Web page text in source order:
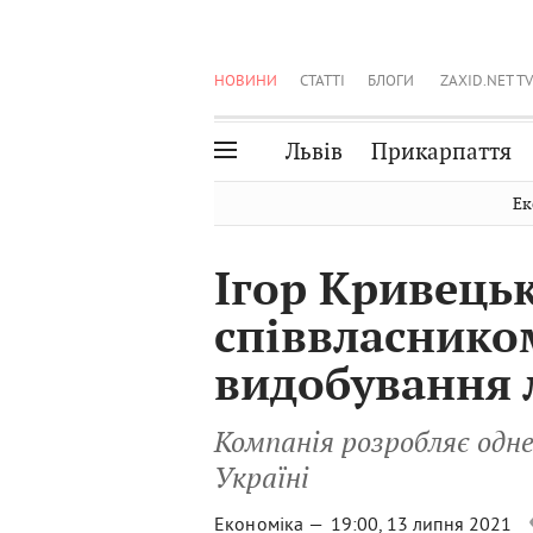
НОВИНИ СТАТТІ БЛОГИ ZAXID.NET TV
Львів Прикарпаття
Волинь
Закарпаття
Чернівці
Ігор
видобування
Компанія розробляє
Україні
Економіка — 19:00, 13 липня 2021